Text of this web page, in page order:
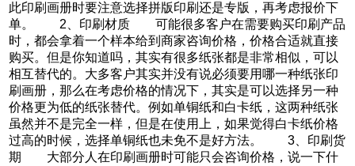
此印刷画册时要注意选择拼版印刷还是专版，再考虑报价下
单。 2、印刷材质 可能很多客户在需要购买印刷产品
时，都会拿着一个样本给到商家咨询价格，价格合适就直接
购买。但是你知道吗，其实有很多纸张都是非常相似，可以
相互替代的。大多客户其实并没有说必须要用哪一种纸张印
刷画册，那么在考虑价格的情况下，其实是可以选择另一种
价格更为低的纸张替代。例如单铜纸和白卡纸，这两种纸张
虽然并不是完全一样，但是在使用上，如果觉得白卡纸价格
过高的时候，选择单铜纸也未免不是好方法。 3、印刷货
期 大部分人在印刷画册时可能只会咨询价格，说一下什